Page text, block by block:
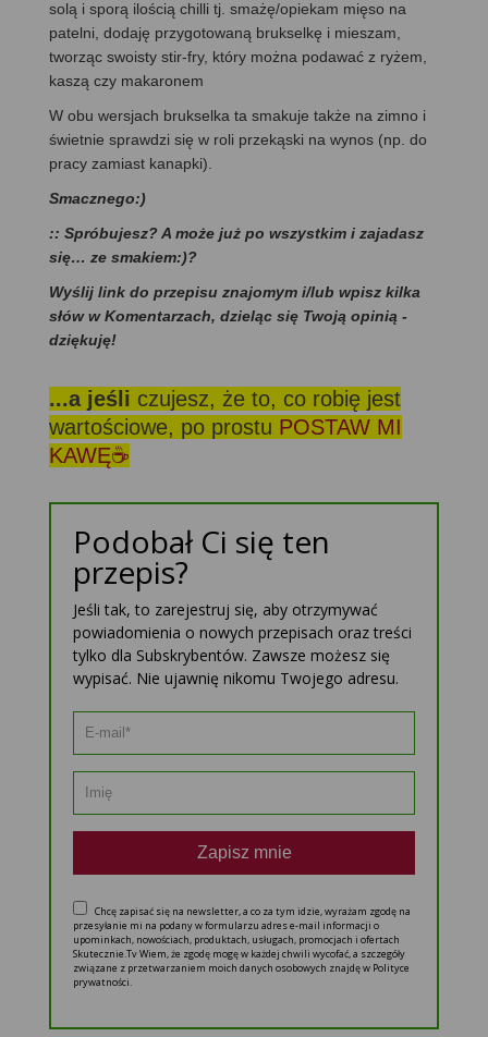
solą i sporą ilością chilli tj. smażę/opiekam mięso na
patelni, dodaję przygotowaną brukselkę i mieszam,
tworząc swoisty stir-fry, który można podawać z ryżem,
kaszą czy makaronem
W obu wersjach brukselka ta smakuje także na zimno i
świetnie sprawdzi się w roli przekąski na wynos (np. do
pracy zamiast kanapki).
Smacznego:)
:: Spróbujesz? A może już po wszystkim i zajadasz
się… ze smakiem:)?
Wyślij link do przepisu znajomym i/lub wpisz kilka
słów w Komentarzach, dzieląc się Twoją opinią -
dziękuję!
...a jeśli czujesz, że to, co robię jest
wartościowe, po prostu POSTAW MI
KAWĘ☕
Podobał Ci się ten
przepis?
Jeśli tak, to zarejestruj się, aby otrzymywać
powiadomienia o nowych przepisach oraz treści
tylko dla Subskrybentów. Zawsze możesz się
wypisać. Nie ujawnię nikomu Twojego adresu.
Zapisz mnie
Chcę zapisać się na newsletter, a co za tym idzie, wyrażam zgodę na
przesyłanie mi na podany w formularzu adres e-mail informacji o
upominkach, nowościach, produktach, usługach, promocjach i ofertach
Skutecznie.Tv Wiem, że zgodę mogę w każdej chwili wycofać, a szczegóły
związane z przetwarzaniem moich danych osobowych znajdę w Polityce
prywatności.